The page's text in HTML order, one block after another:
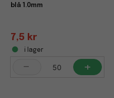
blå 1.0mm
7,5 kr
i lager
- +